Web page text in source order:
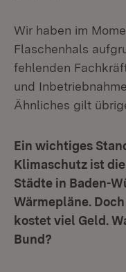
Wir haben im
Flaschenhals
fehlenden
und
Ähnliches gilt
Ein wichtiges
Klimaschutz ist
Städte in Baden-
Wärmepläne.
kostet viel Geld.
Bund?